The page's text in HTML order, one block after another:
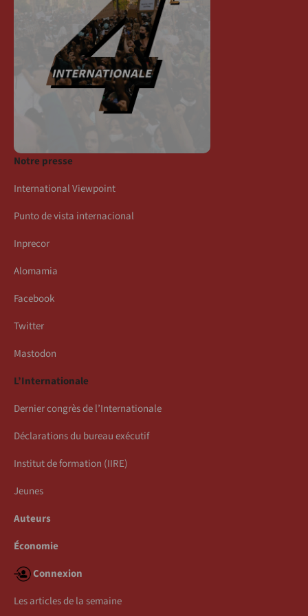
Notre presse
International Viewpoint
Punto de vista internacional
Inprecor
Alomamia
Facebook
Twitter
Mastodon
L’Internationale
Dernier congrès de l’Internationale
Déclarations du bureau exécutif
Institut de formation (IIRE)
Jeunes
Auteurs
Économie
Connexion
Les articles de la semaine